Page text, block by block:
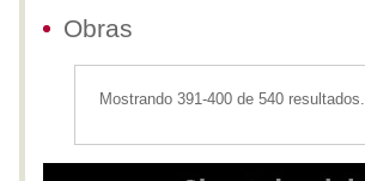
Obras
Mostrando 391-400 de 540 resultados.